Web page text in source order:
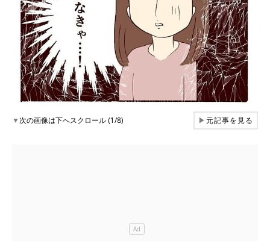
▼次の画像は下へスクロール (1/8) ▶元記事を見る